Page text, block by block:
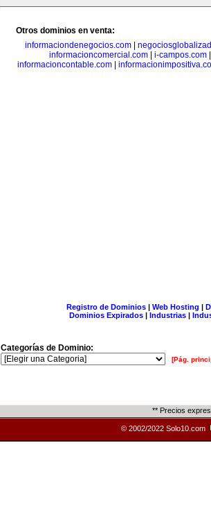
Otros dominios en venta:
informaciondenegocios.com|
informacioncomercial.com| i-campos.com
informacioncontable.com
Registro de Dominios| Web Hosting |
Dominios Expirados | Industrias |
Categorías de Dominio:
[Pág.
** Precios
© 2002/2022 Solo10.com